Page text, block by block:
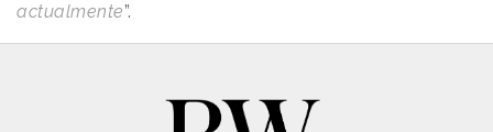
actualmente”.